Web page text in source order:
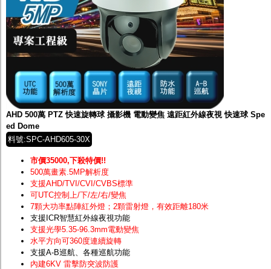
AHD 500萬 PTZ 快速旋轉球 攝影機 電動變焦 遠距紅外線夜視 快速球 Spe
ed Dome
料號:SPC-AHD605-30X
市價35000,下殺特價!!
500萬畫素.5MP解析度
支援AHD/TVI/CVI/CVBS標準
可UTC控制上/下/左/右/變焦
7顆大功率點陣紅外燈；2顆雷射燈，有效距離180米
支援ICR智慧紅外線夜視功能
支援光學5.35-96.3mm電動變焦
水平方向可360度連續旋轉
支援A-B巡航、各種巡航功能
內建6KV 雷擊防突波防護